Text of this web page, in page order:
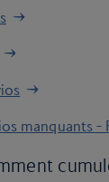
manquants -